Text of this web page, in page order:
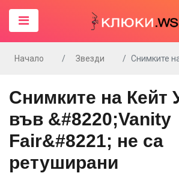
Начало Звезди Снимките на Кейт Уинслет
Снимките на Кейт
във &#8220;Vanity
Fair&#8221; не са
ретуширани